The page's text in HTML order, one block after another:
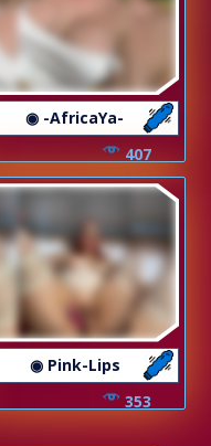
◉ -AfricaYa-
407
◉ Pink-Lips
353